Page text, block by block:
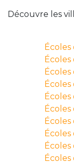
Découvre les